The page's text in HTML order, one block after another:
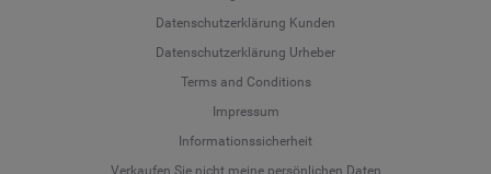
Datenschutzerklärung Kunden
Datenschutzerklärung Urheber
Terms and Conditions
Impressum
Informationssicherheit
Verkaufen Sie nicht meine persönlichen Daten
Deutsch